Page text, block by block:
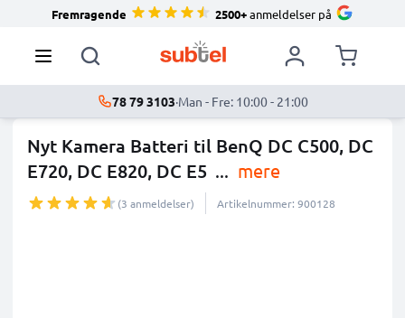
Fremragende 2500+anmeldelser på
78 79 3103·Man - Fre: 10:00 - 21:00
Nyt Kamera Batteri til BenQ DC C500, DC
E720, DC E820, DC E5 ... mere
(3 anmeldelser) Artikelnummer: 900128